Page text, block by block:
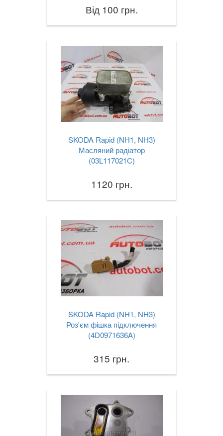
Від 100 грн.
SKODA Rapid (NH1, NH3)
Масляний радіатор
(03L117021C)
1120 грн.
SKODA Rapid (NH1, NH3)
Роз'єм фішка підключення
(4D0971636A)
315 грн.